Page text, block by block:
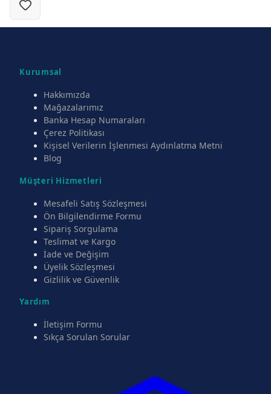
Kurumsal
Hakkımızda
Mağazalarımız
Banka Hesap Numaraları
Çerez Politikası
Kişisel Verilerin İşlenmesi Aydınlatma Metni
Blog
Müşteri Hizmetleri
Mesafeli Satış Sözleşmesi
Ön Bilgilendirme Formu
Sipariş Sorgulama
Teslimat ve Kargo
İade ve Değişim
Üyelik Sözleşmesi
Gizlilik ve Güvenlik
Yardım
İletişim Formu
Sıkça Sorulan Sorular